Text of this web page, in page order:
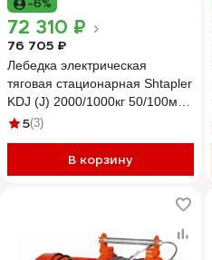
-6%
72 310 ₽
76 705 ₽
Лебедка электрическая
тяговая стационарная Shtapler
KDJ (J) 2000/1000кг 50/100м
380В 71058941
5(3)
В корзину